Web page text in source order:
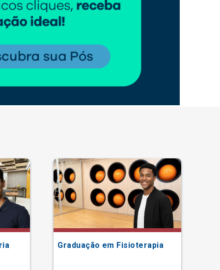
Graduação em Fisioterapia